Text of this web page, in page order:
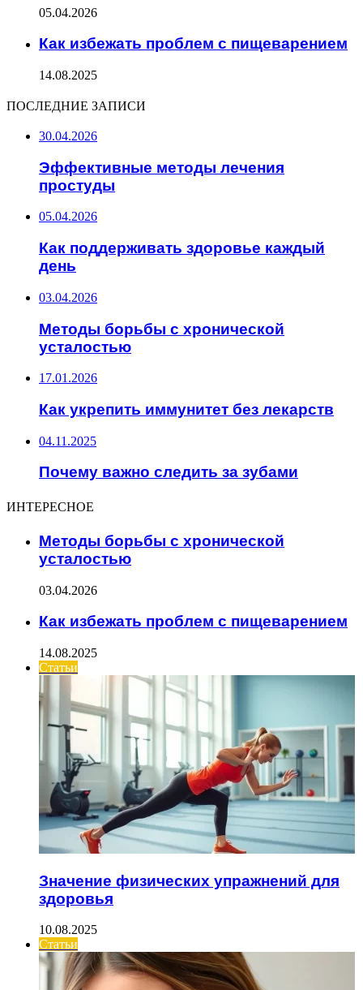
05.04.2026
Как избежать проблем с пищеварением
14.08.2025
ПОСЛЕДНИЕ ЗАПИСИ
30.04.2026
Эффективные методы лечения
простуды
05.04.2026
Как поддерживать здоровье каждый
день
03.04.2026
Методы борьбы с хронической
усталостью
17.01.2026
Как укрепить иммунитет без лекарств
04.11.2025
Почему важно следить за зубами
ИНТЕРЕСНОЕ
Методы борьбы с хронической
усталостью
03.04.2026
Как избежать проблем с пищеварением
14.08.2025
Статьи
Значение физических упражнений для
здоровья
10.08.2025
Статьи